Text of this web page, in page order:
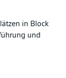
in Block
und